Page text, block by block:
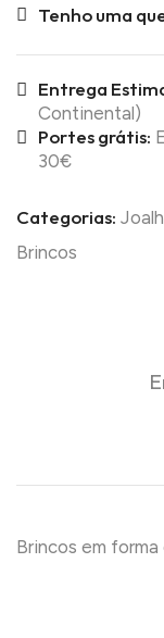
Tenho uma
Entrega
Continental)
Portes grátis:
30€
Categorias:
Brincos
Brincos em